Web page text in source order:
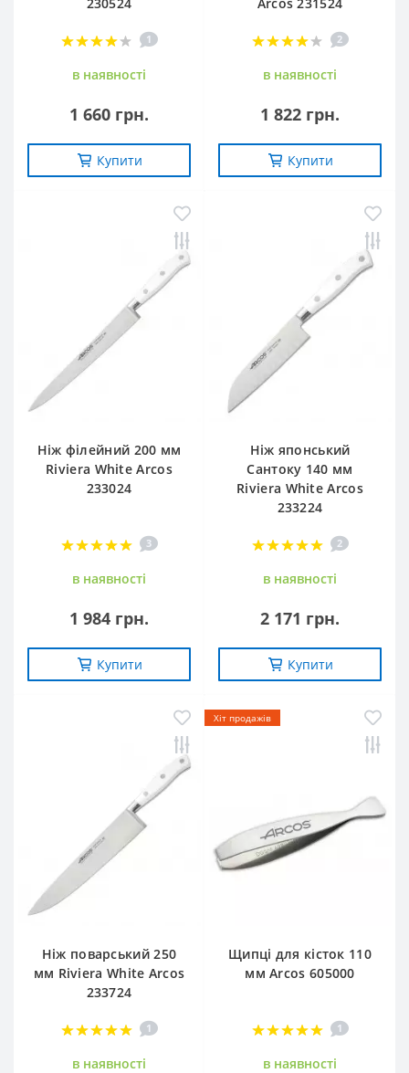
1
в наявностi
1 660 грн.
Купити
2
в наявностi
1 822 грн.
Купити
Ніж філейний 200 мм
Riviera White Arcos
233024
3
в наявностi
1 984 грн.
Купити
Ніж японський
Сантоку 140 мм
Riviera White Arcos
233224
2
в наявностi
2 171 грн.
Купити
Ніж поварський 250
мм Riviera White Arcos
233724
1
в наявностi
Хіт продажів
Щипці для кісток 110
мм Arcos 605000
1
в наявностi